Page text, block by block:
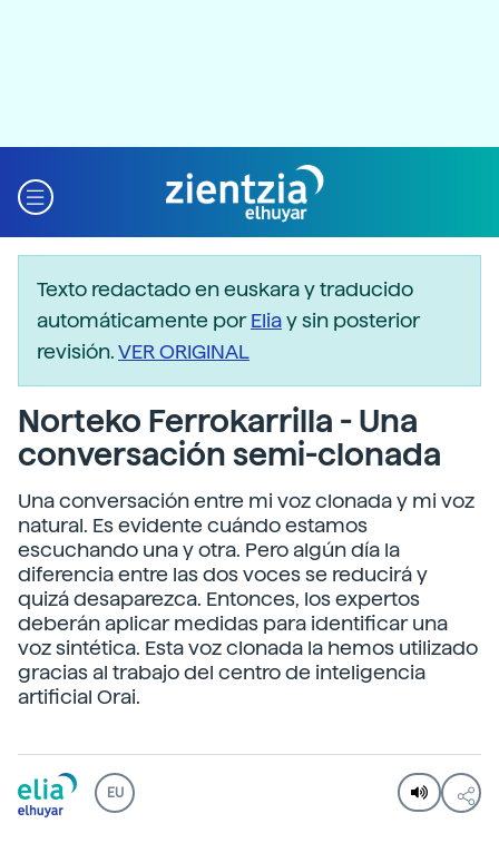
Texto redactado en euskara y traducido
automáticamente porEliay sin posterior
revisión.VER ORIGINAL
Norteko Ferrokarrilla - Una
conversación semi-clonada
Una conversación entre mi voz clonada y mi voz
natural. Es evidente cuándo estamos
escuchando una y otra. Pero algún día la
diferencia entre las dos voces se reducirá y
quizá desaparezca. Entonces, los expertos
deberán aplicar medidas para identificar una
voz sintética. Esta voz clonada la hemos utilizado
gracias al trabajo del centro de inteligencia
artificial Orai.
EU